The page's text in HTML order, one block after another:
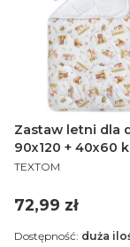
Zastaw letni dla
90x120 + 40x60
poduszka
PRODUCENT
TEXTOM
Cena
72,99 zł
Dostępność: duża